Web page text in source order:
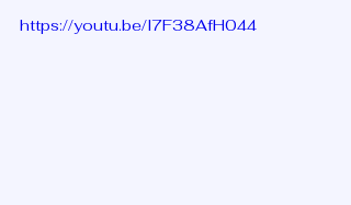
https://youtu.be/l7F38AfH044